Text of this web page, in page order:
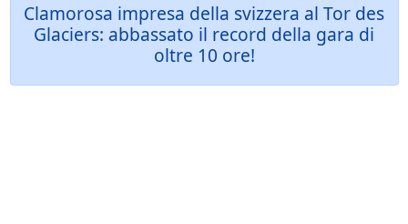
Clamorosa impresa della svizzera al Tor des
Glaciers: abbassato il record della gara di
oltre 10 ore!